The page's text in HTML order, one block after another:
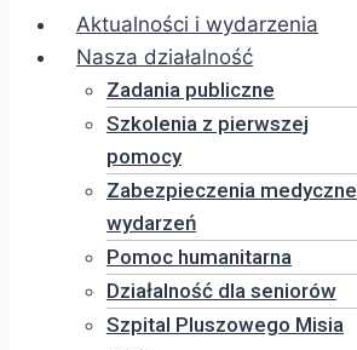
Aktualności i wydarzenia
Nasza działalność
Zadania publiczne
Szkolenia z pierwszej
pomocy
Zabezpieczenia medyczne
wydarzeń
Pomoc humanitarna
Działalność dla seniorów
Szpital Pluszowego Misia